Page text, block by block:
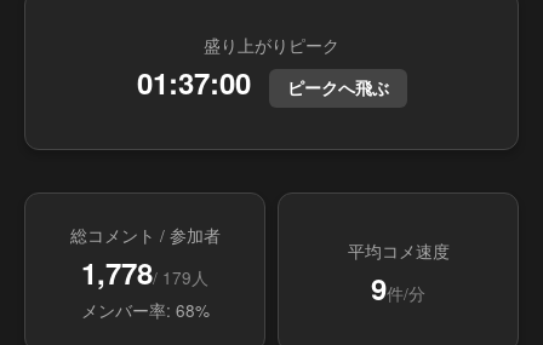
盛り上がりピーク
01:37:00 ピークへ飛ぶ
総コメント / 参加者
1,778/ 179人
メンバー率: 68%
平均コメ速度
9件/分